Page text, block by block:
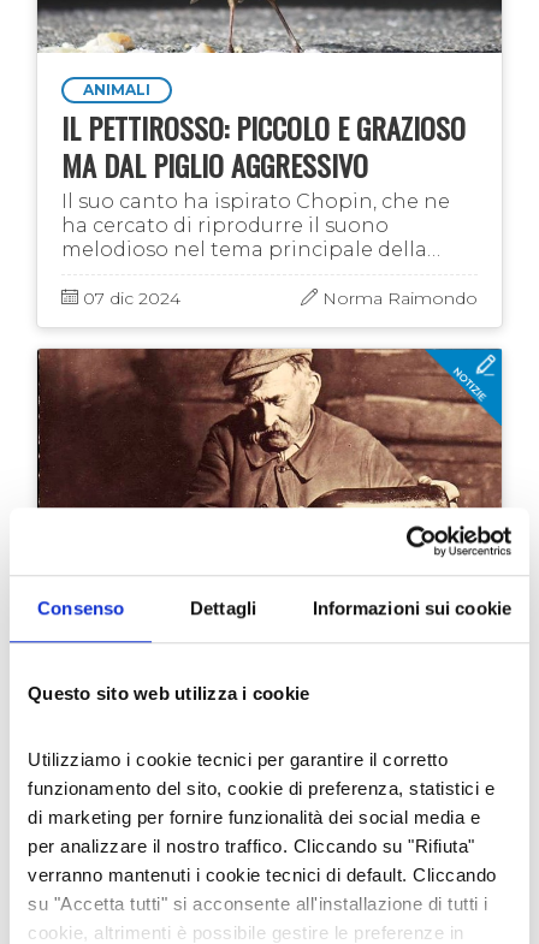
Consenso Dettagli Informazioni sui cookie
Questo sito web utilizza i cookie
Utilizziamo i cookie tecnici per garantire il corretto
funzionamento del sito, cookie di preferenza, statistici e
di marketing per fornire funzionalità dei social media e
per analizzare il nostro traffico. Cliccando su "Rifiuta"
verranno mantenuti i cookie tecnici di default. Cliccando
su "Accetta tutti" si acconsente all'installazione di tutti i
cookie, altrimenti è possibile gestire le preferenze in
ANIMALI
IL PETTIROSSO: PICCOLO E GRAZIOSO
MA DAL PIGLIO AGGRESSIVO
Il suo canto ha ispirato Chopin, che ne
ha cercato di riprodurre il suono
melodioso nel tema principale della
“Grande Polonaise brillante”. Ma senza
necessariamente dover essere
appassionati di …
07 dic 2024 Norma Raimondo
LA “SURBÌA”: QUANDO I NOSTRI
CIBO E VINO
Non avete mai provato, avendo un piatto
di pasta e fagioli davanti, a versarvi
dentro un mezzo bicchiere di vino rosso
corposo? Beh, lo so, non è un gesto
molto fine, e non sarebbe apprezzato in
04 dic 2024 Paolo Benevelli